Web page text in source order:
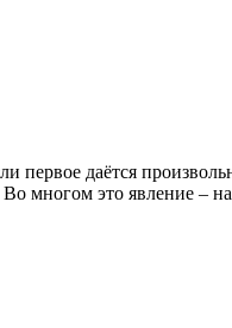
первое даётся
многом это явление –